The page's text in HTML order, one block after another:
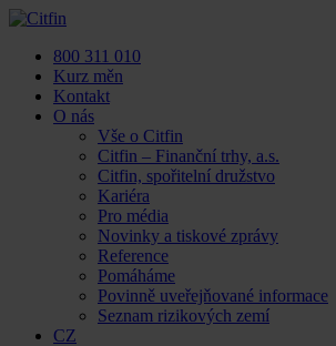
Skip
content800 311 010
Kurz měn
Kontakt
O nás
Vše o Citfin
Citfin – Finanční trhy, a.s.
Citfin, spořitelní družstvo
Kariéra
Pro média
Novinky a tiskové zprávy
Reference
Pomáháme
Povinně uveřejňované informace
Seznam rizikových zemí
CZ